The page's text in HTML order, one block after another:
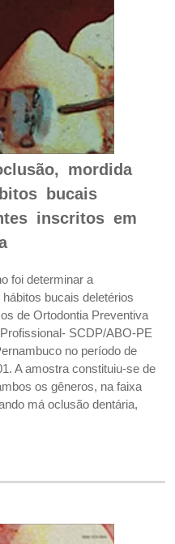
mordida
bucais
inscritos em
foi determinar a
bucais deletérios
de Ortodontia Preventiva
SCDP/ABO-PE
no período de
A amostra constituiu-se de
os gêneros, na faixa
má oclusão dentária,